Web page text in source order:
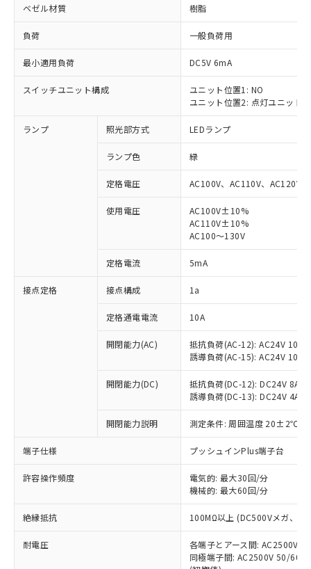
ベゼル材質 樹脂
負荷 一般負荷用
最小適用負荷 DC5V 6mA
スイッチユニット構成
ユニット位置1: NO
ユニット位置2: 点灯ユニット
ランプ 照光部方式 LEDランプ
ランプ色 緑
定格電圧 AC100V、AC110V、AC120V
使用電圧
AC100V±10%
AC110V±10%
AC100～130V
定格電流 5mA
接点定格 接点構成 1a
定格通電電流 10A
開閉能力(AC)
抵抗負荷(AC-12): AC24V 10A/
誘導負荷(AC-15): AC24V
開閉能力(DC)
抵抗負荷(DC-12): DC24V 8A/
誘導負荷(DC-13): DC24V 4A/
開閉能力説明 測定条件: 周囲温度 20±2℃、
端子仕様 プッシュインPlus端子台
許容操作頻度
電気的: 最大30回/分
機械的: 最大60回/分
絶縁抵抗 100MΩ以上 (DC500Vメガ、点
耐電圧
各端子とアース間: AC2500V
同極端子間: AC2500V 50/
ご利用条件
以下の条件をお読みいただき、同意のうえ
本サービスは、当社制御機器事業取扱
商品の当社在庫状況および標準価格
(税抜)を提供させていただくもので
当社制御機器事業取扱商品の中には、
ことをご了承ください。
在庫状況および標準価格照会結果は、
記載している更新日時点での社内デー
タに基づき作成されるものであり、閲
覧された時点での実際の在庫および標
準価格とは異なる場合があることをご
対応済み：EU RoHS指令（10物質）の
非含有に対応した製品が提供可能な商品で
す。
対応予定：EU RoHS指令（10物質）の非含
有に対応した製品に切り替える予定のある
対応予定なし：EU RoHS指令（10物質）の
非含有に非対応の商品で、対応品を出す予
調査・確認中：EU RoHS指令（10物質）の
非含有の対応状況を調査中または確認中の
非該当品：ライセンス料など無形物で、有
害物質有無と関係のない商品です。
仕入先様の事情により、非含有部品として
いたものが、含有品と判明した場合などや
むを得ず変更することがあります。
*EU RoHS指令（10物質）：
鉛(Pb) 1000ppm以下、 水銀(Hg) 1000ppm以下、 カド
六価クロム(Cr(Ⅵ)) 1000ppm以下、ポリ臭化ビフェニル
類(PBB) 1000ppm以下、ポリ臭化ジフェニルエーテル類
「○」：最大均質材料含有率が中国RoHSの
基準値以下であることを示します。
「×」：最大均質材料含有率が中国RoHSの
基準値を超えていることを示します。
「－」：未確認です。当社販売部門へお問
*中国RoHS10物質の基準値 (GB/T26572)：
Pb(鉛) :1000ppm、 Hg(水銀) : 1000ppm、 Cd(カドミウ
Cr(Ⅵ)(六価クロム) : 1000ppm、 PBBs(ポリ臭化ビフェ
当社は、これら貴社製品のうち、外国
為替および外国貿易法に定める商品
または国外への提供する場合は、日本
国政府の輸出許可(または役務取引許
可)を取得するなどの必要な手続きを